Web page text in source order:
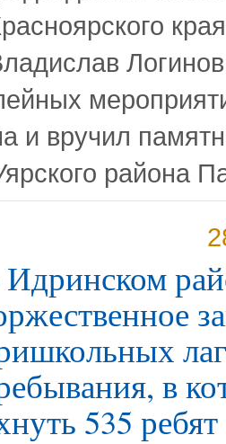
и вручил
района
в
535 ребят